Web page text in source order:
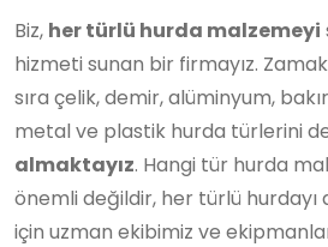
Biz, her türlü hurda malzemeyi
hizmeti sunan bir firmayız.
sıra çelik, demir, alüminyum,
metal ve plastik hurda türlerini
almaktayız. Hangi tür hurda
önemli değildir, her türlü
için uzman ekibimiz ve